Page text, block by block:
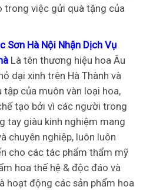
trong việc gửi quà tặng của
Sơn Hà Nội Nhận Dịch Vụ
Là tên thương hiệu hoa Âu
dại xinh trên Hà Thành và
tập của muôn vàn loại hoa,
tạo bởi vì các người trong
tay giàu kinh nghiệm mang
chuyên nghiệp, luôn luôn
cho các tác phẩm thẩm mỹ
hoa thế hệ & độc đáo và
hoạt động các sản phẩm hoa